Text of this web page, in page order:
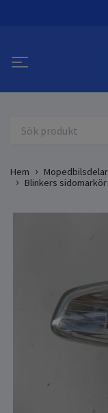
Hem
Mopedbilsdelar
Blinkers